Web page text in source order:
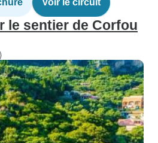
Voir le circuit
le sentier de Corfou